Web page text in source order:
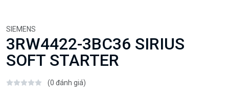
SIEMENS
3RW4422-3BC36 SIRIUS
SOFT STARTER
(0 đánh giá)